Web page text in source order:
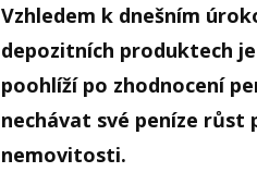
Vzhledem k dnešním
depozitních produktech
poohlíží po zhodnocení
nechávat své peníze
nemovitosti.